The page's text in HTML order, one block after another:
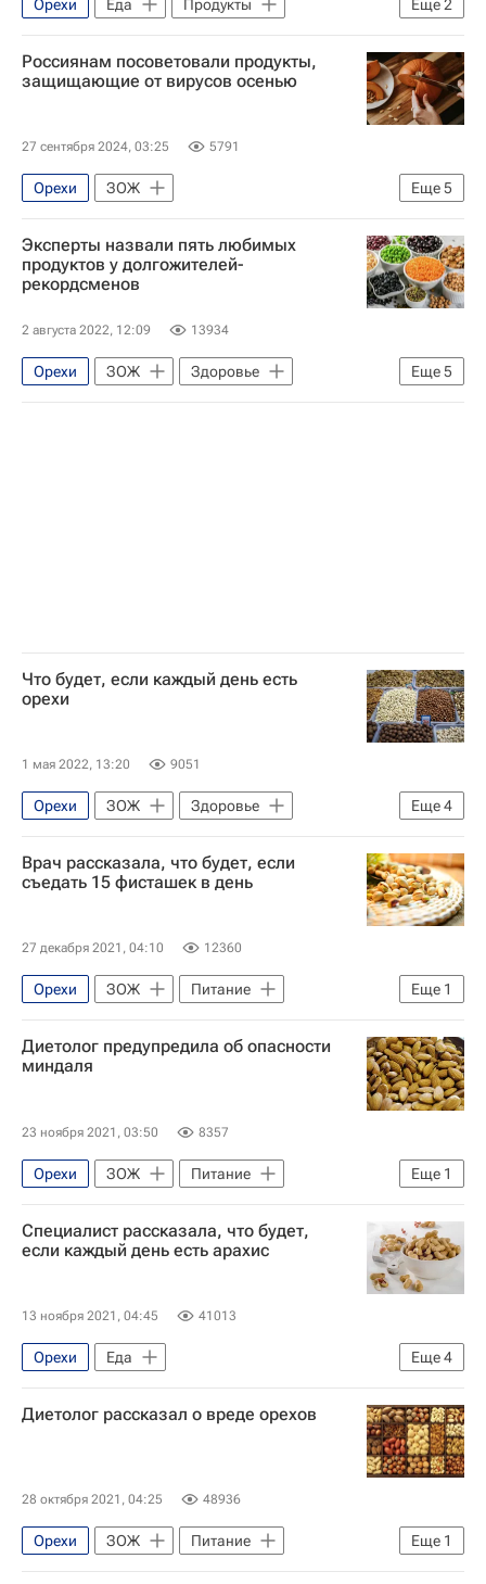
Еще2
Орехи Еда
Продукты
Витамины
Здоровье - Общество
Россиянам посоветовали продукты,
защищающие от вирусов осенью
27 сентября 2024, 03:25 5791
Еще5
Орехи
ЗОЖ
Здоровый образ жизни (ЗОЖ)
Питание
Здоровье
Ягоды Фрукты
Эксперты назвали пять любимых
продуктов у долгожителей-
рекордсменов
2 августа 2022, 12:09 13934
Еще5
Орехи ЗОЖ
Здоровье
Питание
Здоровый образ жизни (ЗОЖ)
Что будет, если каждый день есть
орехи
1 мая 2022, 13:20 9051
Еще4
Орехи ЗОЖ
Здоровье
Здоровье - Общество
Здоровый образ жизни (ЗОЖ)
Врач рассказала, что будет, если
съедать 15 фисташек в день
27 декабря 2021, 04:10 12360
Еще 1
Орехи ЗОЖ
Питание
Здоровье
Диетолог предупредила об опасности
миндаля
23 ноября 2021, 03:50 8357
Еще 1
Орехи ЗОЖ
Питание
Здоровье
Специалист рассказала, что будет,
если каждый день есть арахис
13 ноября 2021, 04:45 41013
Еще4
Орехи
Еда
Здоровый образ жизни (ЗОЖ)
ЗОЖ
Питание
Здоровье
Диетолог рассказал о вреде орехов
28 октября 2021, 04:25 48936
Еще 1
Орехи ЗОЖ
Питание
Здоровье